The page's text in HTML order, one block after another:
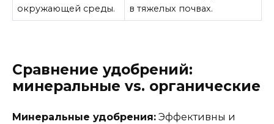
окружающей среды.
в тяжелых почвах.
Сравнение удобрений:
минеральные vs. органические
Минеральные удобрения: Эффективны и